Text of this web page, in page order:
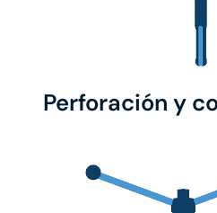
Perforación y